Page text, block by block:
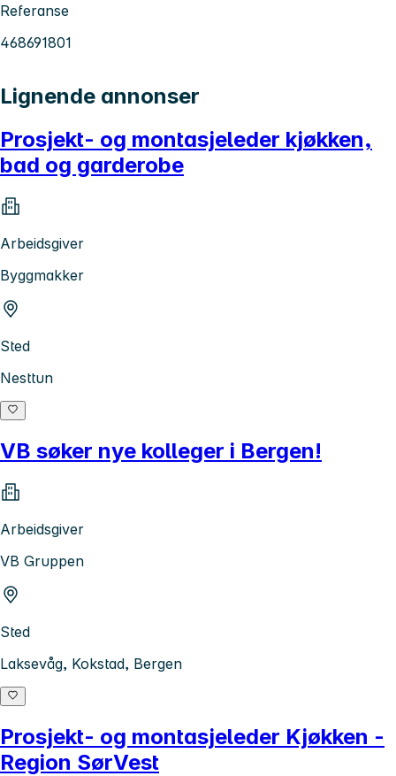
Referanse
468691801
Lignende annonser
Prosjekt- og montasjeleder kjøkken,
bad og garderobe
Arbeidsgiver
Byggmakker
Sted
Nesttun
VB søker nye kolleger i Bergen!
Arbeidsgiver
VB Gruppen
Sted
Laksevåg, Kokstad, Bergen
Prosjekt- og montasjeleder Kjøkken -
Region SørVest